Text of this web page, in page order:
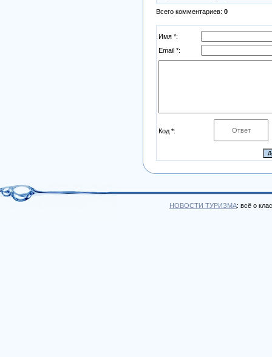
Всего комментариев: 0
Имя *:
Email *:
Код *:
НОВОСТИ ТУРИЗМА: всё о